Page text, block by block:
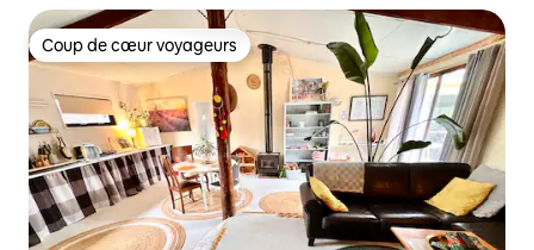
Coup de cœur voyageurs
Coup de cœur voyageurs